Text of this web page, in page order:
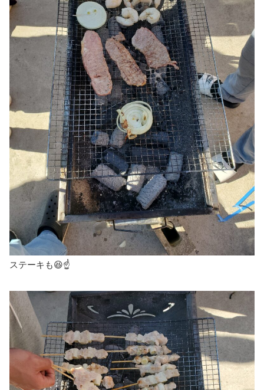
ステーキも😆☝️